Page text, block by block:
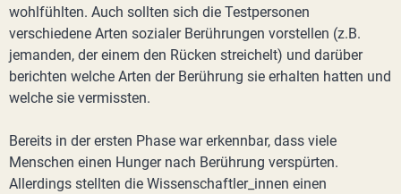
wohlfühlten. Auch sollten sich die Testpersonen
verschiedene Arten sozialer Berührungen vorstellen (z.B.
jemanden, der einem den Rücken streichelt) und darüber
berichten welche Arten der Berührung sie erhalten hatten und
welche sie vermissten.
Bereits in der ersten Phase war erkennbar, dass viele
Menschen einen Hunger nach Berührung verspürten.
Allerdings stellten die Wissenschaftler_innen einen